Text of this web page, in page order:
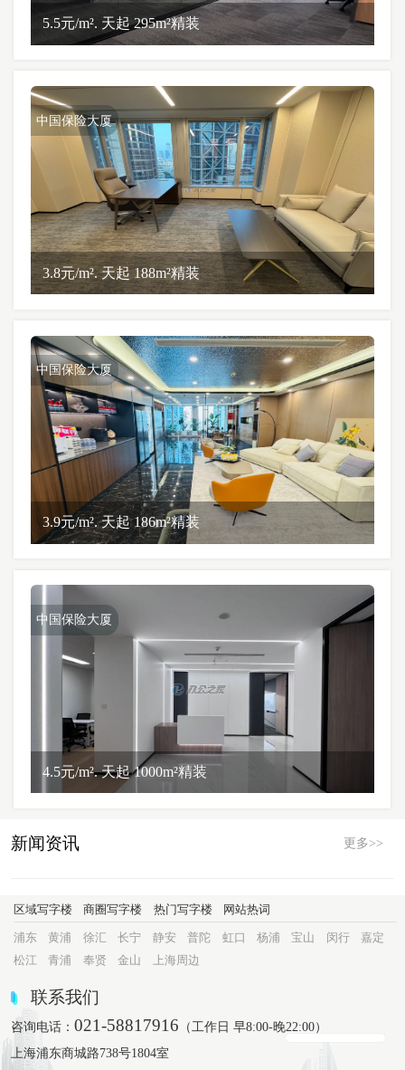
5.5元/m². 天起 295m²精装
中国保险大厦
3.8元/m². 天起 188m²精装
中国保险大厦
3.9元/m². 天起 186m²精装
中国保险大厦
4.5元/m². 天起 1000m²精装
新闻资讯 更多>>
区域写字楼 商圈写字楼 热门写字楼 网站热词
浦东 黄浦 徐汇 长宁 静安 普陀 虹口 杨浦 宝山 闵行
嘉定
松江
青浦 奉贤 金山 上海周边
联系我们
咨询电话：021-58817916 （工作日 早8:00-晚22:00）
上海浦东商城路738号1804室